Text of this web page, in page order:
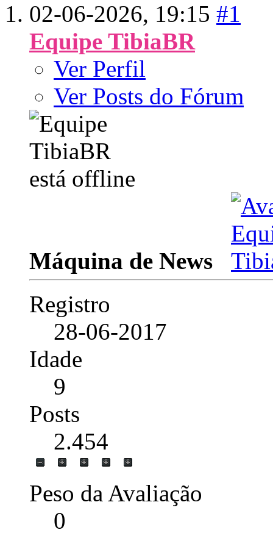
02-06-2026, 19:15 #1
Equipe TibiaBR
Ver Perfil
Ver Posts do Fórum
Máquina de News
Registro
28-06-2017
Idade
9
Posts
2.454
Peso da Avaliação
0